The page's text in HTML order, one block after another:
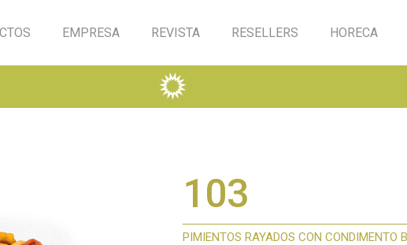
EMPRESA REVISTA RESELLERS HORECA
103
PIMIENTOS RAYADOS CON CONDIMENTO